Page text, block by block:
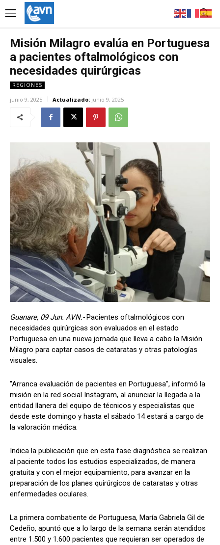
Misión Milagro evalúa en Portuguesa
a pacientes oftalmológicos con
necesidades quirúrgicas
REGIONES
junio 9, 2025 Actualizado: junio 9, 2025
Guanare, 09 Jun. AVN.- Pacientes oftalmológicos con
necesidades quirúrgicas son evaluados en el estado
Portuguesa en una nueva jornada que lleva a cabo la Misión
Milagro para captar casos de cataratas y otras patologías
visuales.
"Arranca evaluación de pacientes en Portuguesa", informó la
misión en la red social Instagram, al anunciar la llegada a la
entidad llanera del equipo de técnicos y especialistas que
desde este domingo y hasta el sábado 14 estará a cargo de
la valoración médica.
Indica la publicación que en esta fase diagnóstica se realizan
al paciente todos los estudios especializados, de manera
gratuita y con el mejor equipamiento, para avanzar en la
preparación de los planes quirúrgicos de cataratas y otras
enfermedades oculares.
La primera combatiente de Portuguesa, María Gabriela Gil de
Cedeño, apuntó que a lo largo de la semana serán atendidos
entre 1.500 y 1.600 pacientes que requieran ser operados de